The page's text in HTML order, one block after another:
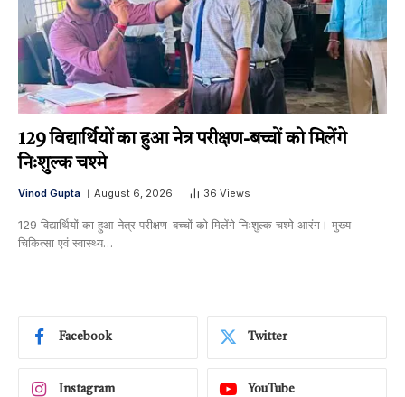
129 विद्यार्थियों का हुआ नेत्र परीक्षण-बच्चों को मिलेंगे
निःशुल्क चश्मे
Vinod Gupta August 6, 2026 36 Views
129 विद्यार्थियों का हुआ नेत्र परीक्षण-बच्चों को मिलेंगे निःशुल्क चश्मे आरंग। मुख्य
चिकित्सा एवं स्वास्थ्य…
Facebook Twitter
Instagram YouTube